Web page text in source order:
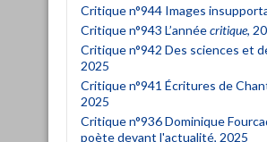
Critique n°944 Images
Critique n°943 L’annéecritique,
Critique n°942 Des sciences et
2025
Critique n°941 Écritures de
2025
Critique n°936 Dominique
poète devant l'actualité, 2025